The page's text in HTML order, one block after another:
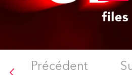
Précédent